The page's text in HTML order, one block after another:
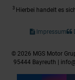
3 Hierbei handelt es
Impressum
© 2026 MGS Motor
95444 Bayreuth |